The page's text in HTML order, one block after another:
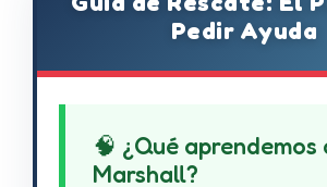
Pedir Ayuda
🧠 ¿Qué aprendemos
Marshall?